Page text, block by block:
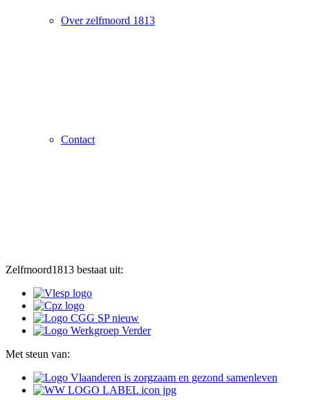
Over zelfmoord 1813
Contact
Zelfmoord1813 bestaat uit:
Met steun van: